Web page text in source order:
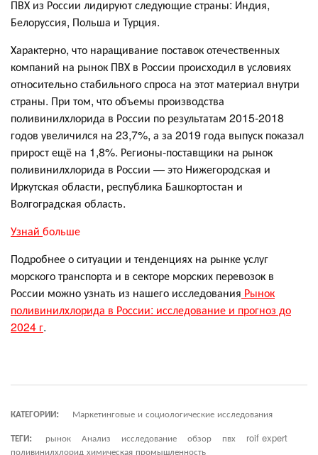
ПВХ из России лидируют следующие страны: Индия,
Белоруссия, Польша и Турция.
Характерно, что наращивание поставок отечественных
компаний на рынок ПВХ в России происходил в условиях
относительно стабильного спроса на этот материал внутри
страны. При том, что объемы производства
поливинилхлорида в России по результатам 2015-2018
годов увеличился на 23,7%, а за 2019 года выпуск показал
прирост ещё на 1,8%. Регионы-поставщики на рынок
поливинилхлорида в России — это Нижегородская и
Иркутская области, республика Башкортостан и
Волгоградская область.
Узнай больше
Подробнее о ситуации и тенденциях на рынке услуг
морского транспорта и в секторе морских перевозок в
России можно узнать из нашего исследования Рынок
поливинилхлорида в России: исследование и прогноз до
2024 г.
КАТЕГОРИИ:
Маркетинговые и социологические исследования
ТЕГИ:
рынок Анализ исследование обзор пвх
roif expert
поливинилхлорид химическая промышленность